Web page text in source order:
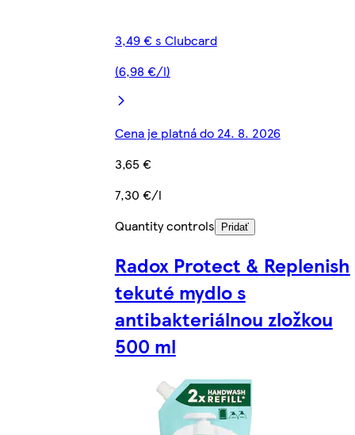
3,49 € s Clubcard
(6,98 €/l)
Cena je platná do 24. 8. 2026
3,65 €
7,30 €/l
Quantity controls
Pridať
Radox Protect & Replenish
tekuté mydlo s
antibakteriálnou zložkou
500 ml